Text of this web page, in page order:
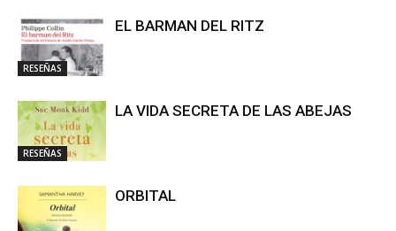
RESEÑAS
EL BARMAN DEL RITZ
RESEÑAS
LA VIDA SECRETA DE LAS ABEJAS
ORBITAL